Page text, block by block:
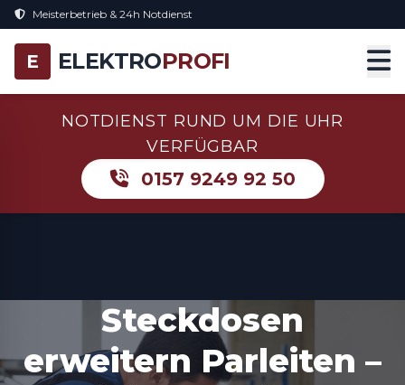
Meisterbetrieb & 24h Notdienst
E ELEKTROPROFI
NOTDIENST RUND UM DIE UHR
VERFÜGBAR
0157 9249 92 50
Steckdosen
erweitern Parleiten –